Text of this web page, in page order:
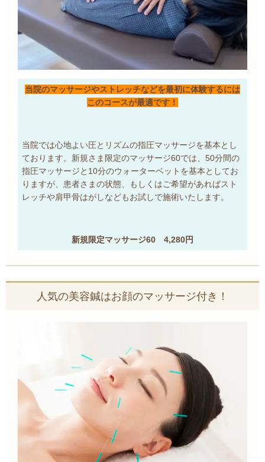
当院のマッサージやストレッチなどを最初に体験するには
このコースが最適です！
当院では心地よい圧とリズムの指圧マッサージを基本とし
ております。新規さま限定のマッサージ60では、50分間の
指圧マッサージと10分のウォーターベットを基本としてお
りますが、患者さまの状態、もしくはご希望があればスト
レッチや肩甲骨はがしなどもお試しで施術いたします。
新規限定マッサージ60 4,280円
人気の美容鍼はお顔のマッサージ付き！